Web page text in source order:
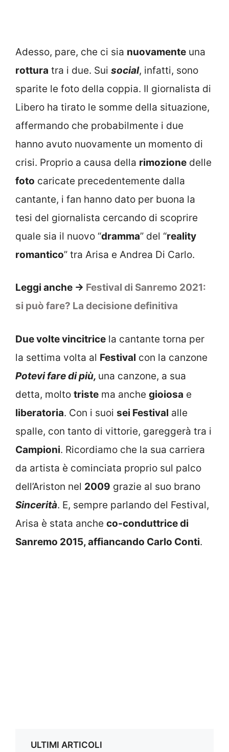
Adesso, pare, che ci sia nuovamente una
rottura tra i due. Sui social, infatti, sono
sparite le foto della coppia. Il giornalista di
Libero ha tirato le somme della situazione,
affermando che probabilmente i due
hanno avuto nuovamente un momento di
crisi. Proprio a causa della rimozione delle
foto caricate precedentemente dalla
cantante, i fan hanno dato per buona la
tesi del giornalista cercando di scoprire
quale sia il nuovo “dramma” del “reality
romantico” tra Arisa e Andrea Di Carlo.
Leggi anche -> Festival di Sanremo 2021:
si può fare? La decisione definitiva
Due volte vincitrice la cantante torna per
la settima volta al Festival con la canzone
Potevi fare di più, una canzone, a sua
detta, molto triste ma anche gioiosa e
liberatoria. Con i suoi sei Festival alle
spalle, con tanto di vittorie, gareggerà tra i
Campioni. Ricordiamo che la sua carriera
da artista è cominciata proprio sul palco
dell’Ariston nel 2009 grazie al suo brano
Sincerità. E, sempre parlando del Festival,
Arisa è stata anche co-conduttrice di
Sanremo 2015, affiancando Carlo Conti.
ULTIMI ARTICOLI